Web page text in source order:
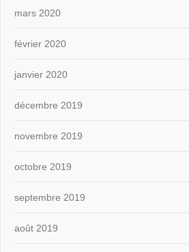
mars 2020
février 2020
janvier 2020
décembre 2019
novembre 2019
octobre 2019
septembre 2019
août 2019